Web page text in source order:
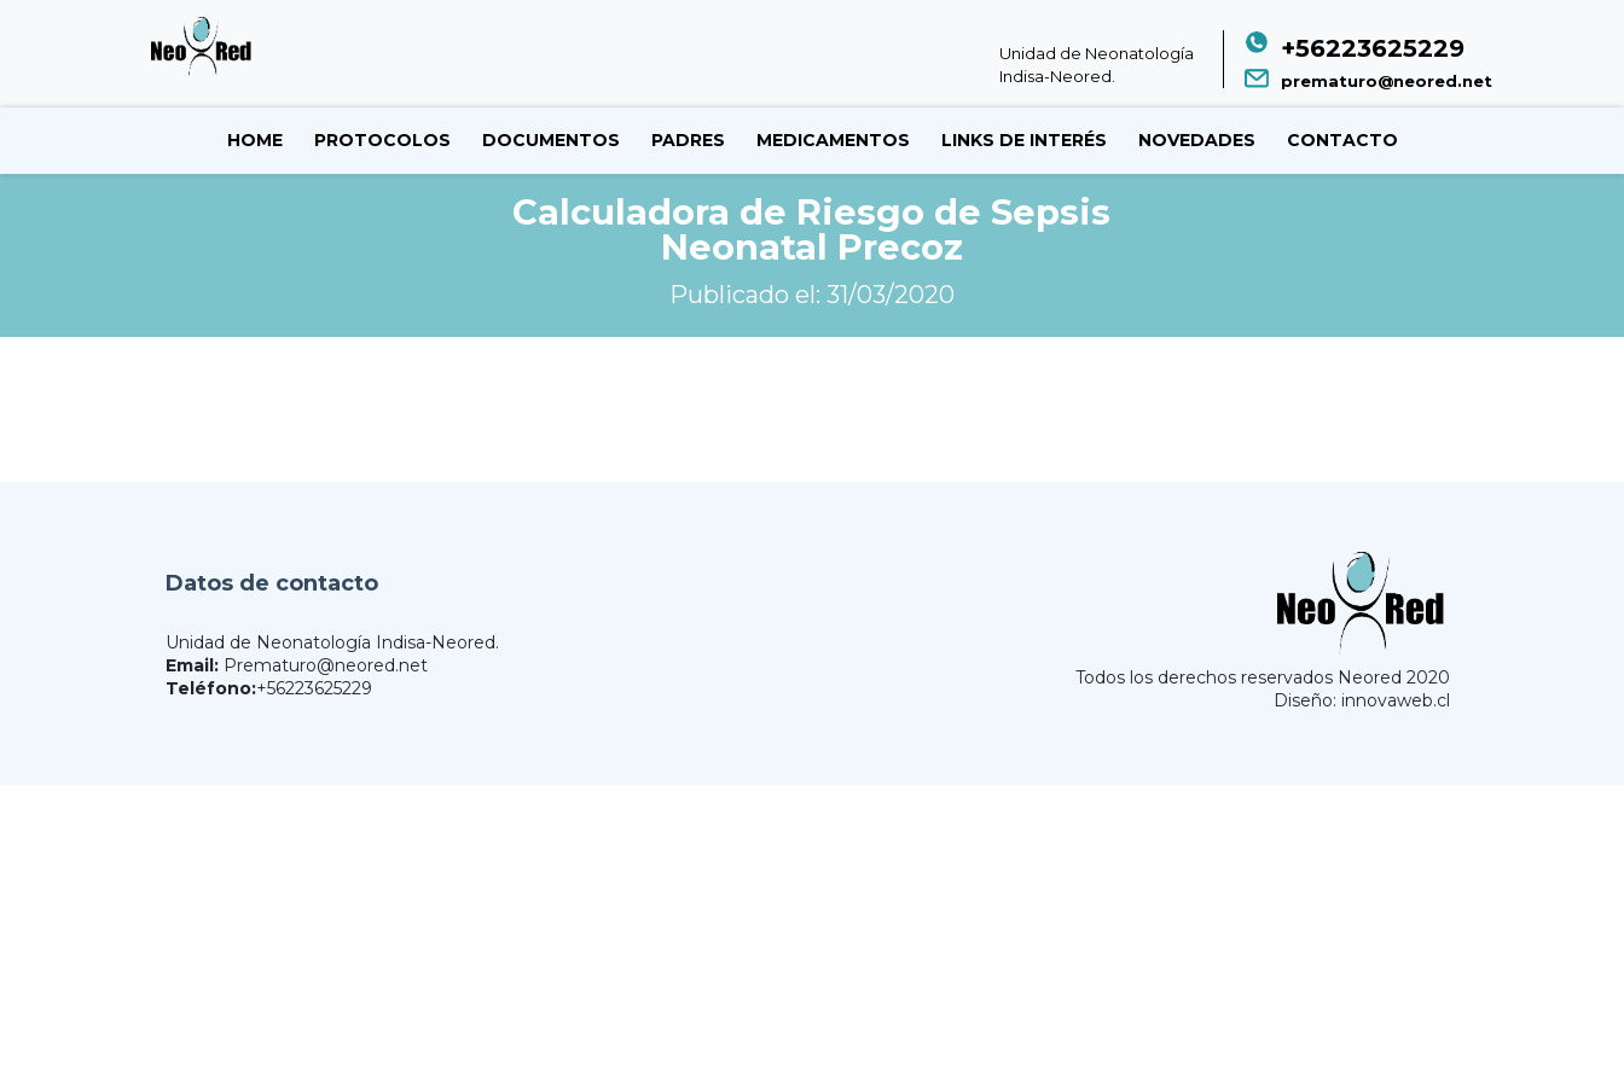
Unidad de Neonatología
Indisa-Neored.
+56223625229
prematuro@neored.net
HOME PROTOCOLOS DOCUMENTOS PADRES MEDICAMENTOS LINKS DE INTERÉS NOVEDADES CONTACTO
Calculadora de Riesgo de Sepsis
Neonatal Precoz
Publicado el: 31/03/2020
Datos de contacto
Unidad de Neonatología Indisa-Neored.
Email: Prematuro@neored.net
Teléfono:+56223625229
Todos los derechos reservados Neored 2020
Diseño: innovaweb.cl